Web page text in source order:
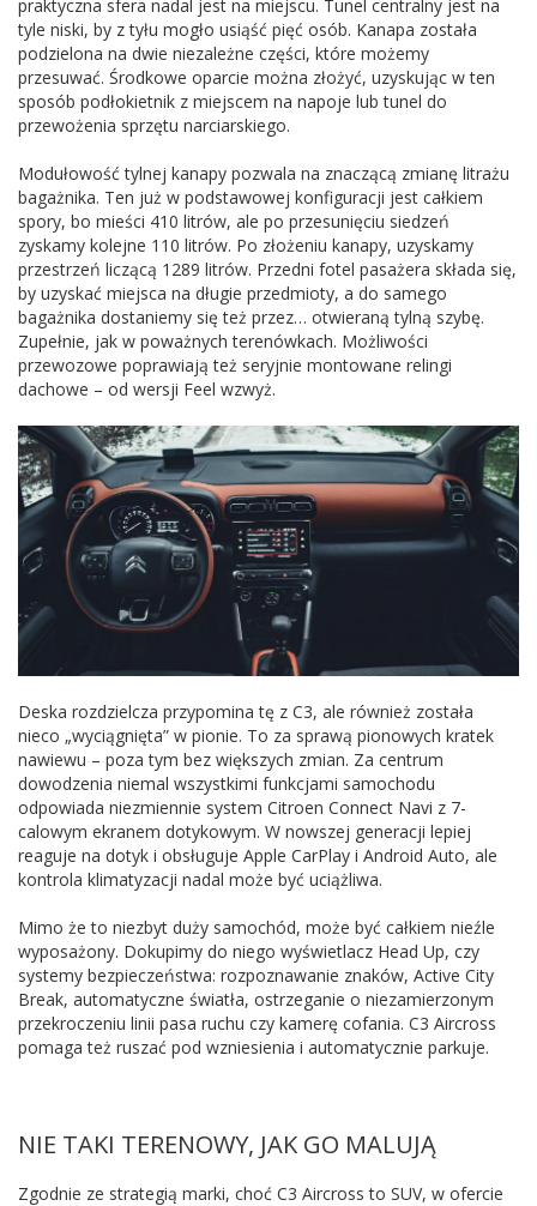
praktyczna sfera nadal jest na miejscu. Tunel centralny jest na
tyle niski, by z tyłu mogło usiąść pięć osób. Kanapa została
podzielona na dwie niezależne części, które możemy
przesuwać. Środkowe oparcie można złożyć, uzyskując w ten
sposób podłokietnik z miejscem na napoje lub tunel do
przewożenia sprzętu narciarskiego.
Modułowość tylnej kanapy pozwala na znaczącą zmianę litrażu
bagażnika. Ten już w podstawowej konfiguracji jest całkiem
spory, bo mieści 410 litrów, ale po przesunięciu siedzeń
zyskamy kolejne 110 litrów. Po złożeniu kanapy, uzyskamy
przestrzeń liczącą 1289 litrów. Przedni fotel pasażera składa się,
by uzyskać miejsca na długie przedmioty, a do samego
bagażnika dostaniemy się też przez… otwieraną tylną szybę.
Zupełnie, jak w poważnych terenówkach. Możliwości
przewozowe poprawiają też seryjnie montowane relingi
dachowe – od wersji Feel wzwyż.
Deska rozdzielcza przypomina tę z C3, ale również została
nieco „wyciągnięta” w pionie. To za sprawą pionowych kratek
nawiewu – poza tym bez większych zmian. Za centrum
dowodzenia niemal wszystkimi funkcjami samochodu
odpowiada niezmiennie system Citroen Connect Navi z 7-
calowym ekranem dotykowym. W nowszej generacji lepiej
reaguje na dotyk i obsługuje Apple CarPlay i Android Auto, ale
kontrola klimatyzacji nadal może być uciążliwa.
Mimo że to niezbyt duży samochód, może być całkiem nieźle
wyposażony. Dokupimy do niego wyświetlacz Head Up, czy
systemy bezpieczeństwa: rozpoznawanie znaków, Active City
Break, automatyczne światła, ostrzeganie o niezamierzonym
przekroczeniu linii pasa ruchu czy kamerę cofania. C3 Aircross
pomaga też ruszać pod wzniesienia i automatycznie parkuje.
NIE TAKI TERENOWY, JAK GO MALUJĄ
Zgodnie ze strategią marki, choć C3 Aircross to SUV, w ofercie